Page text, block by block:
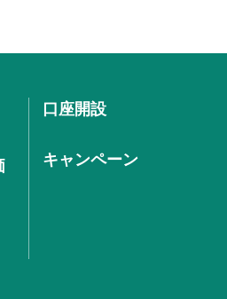
口座開設
キャンペーン